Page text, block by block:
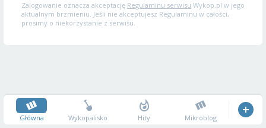
Zalogowanie oznacza akceptację Regulaminu serwisu Wykop.pl w jego
aktualnym brzmieniu. Jeśli nie akceptujesz Regulaminu w całości,
prosimy o niekorzystanie z serwisu.
Główna Wykopalisko Hity Mikroblog